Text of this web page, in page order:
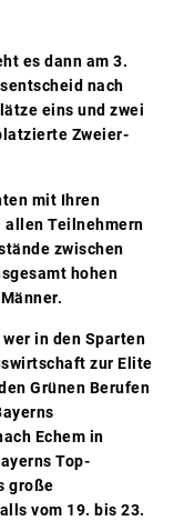
es dann am 3.
nach
eins und zwei
Zweier-
mit Ihren
allen Teilnehmern
zwischen
hohen
in den Sparten
zur Elite
Grünen Berufen
Echem in
Top-
große
vom 19. bis 23.